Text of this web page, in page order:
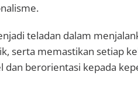
teladan dalam
serta memastikan setiap
dan berorientasi kepada